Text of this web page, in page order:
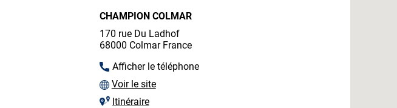
CHAMPION COLMAR
170 rue Du Ladhof
68000 Colmar France
Afficher le téléphone
Voir le site
Itinéraire